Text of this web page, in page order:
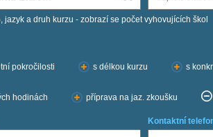
jazyk a druh kurzu - zobrazí se počet vyhovujících škol
pokročilosti
s délkou kurzu s
hodinách příprava na jaz. zkoušku
Kontaktní